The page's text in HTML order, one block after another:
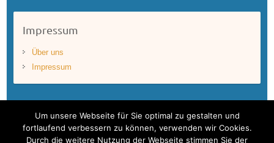
Impressum
Über uns
Impressum
Um unsere Webseite für Sie optimal zu gestalten und
fortlaufend verbessern zu können, verwenden wir Cookies.
Durch die weitere Nutzung der Webseite stimmen Sie der